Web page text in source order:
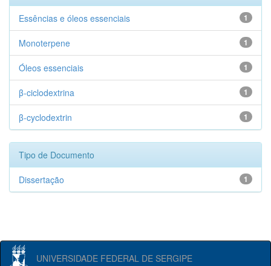
1
Essências e óleos essenciais
1
Monoterpene
1
Óleos essenciais
1
β-ciclodextrina
1
β-cyclodextrin
Tipo de Documento
1
Dissertação
UNIVERSIDADE FEDERAL DE SERGIPE